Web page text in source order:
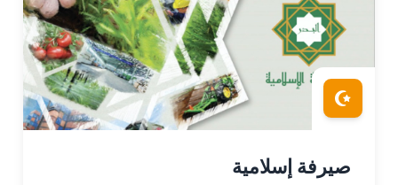
صيرفة إسلامية